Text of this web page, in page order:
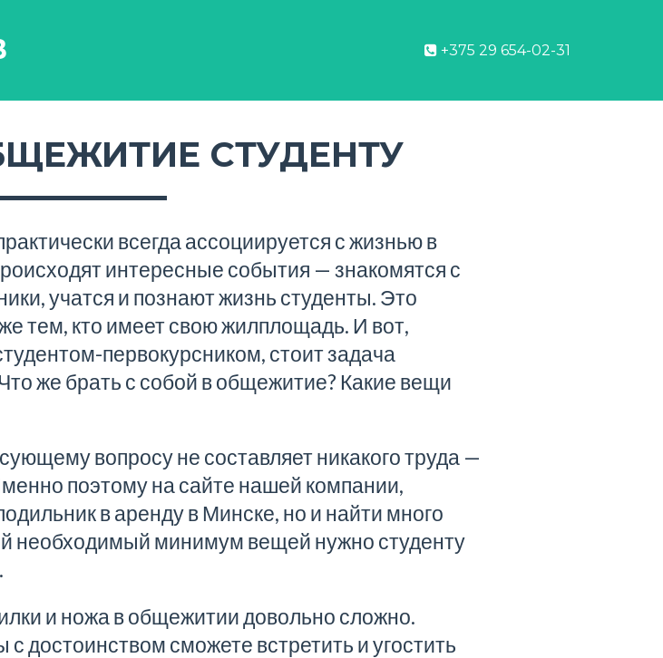
+375 29 654-02-31
СТУДЕНТУ
всегда ассоциируется с жизнью в
интересные события — знакомятся с
учатся и познают жизнь студенты. Это
тем, кто имеет свою жилплощадь. И вот,
первокурсником, стоит задача
же брать с собой в общежитие? Какие вещи
вопросу не составляет никакого труда —
поэтому на сайте нашей компании,
в аренду в Минске, но и найти много
необходимый минимум вещей нужно студенту
.
и ножа в общежитии довольно сложно.
достоинством сможете встретить и угостить